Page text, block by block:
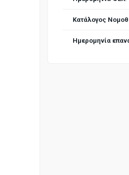
Κατάλογος
Ημερομηνία